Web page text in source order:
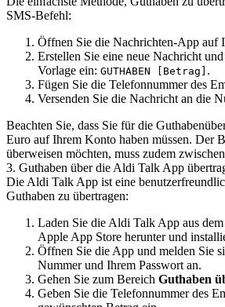
SMS-Befehl:
Öffnen Sie die Nachrichten-App auf
Erstellen Sie eine neue Nachricht
Vorlage ein: GUTHABEN [Betrag] .
Fügen Sie die Telefonnummer des
Versenden Sie die Nachricht an die
Beachten Sie, dass Sie für die
Euro auf Ihrem Konto haben müssen. Der
überweisen möchten, muss zudem
3. Guthaben über die Aldi Talk App
Die Aldi Talk App ist eine
Guthaben zu übertragen:
Laden Sie die Aldi Talk App aus
Apple App Store herunter und
Öffnen Sie die App und melden Sie
Nummer und Ihrem Passwort an.
Gehen Sie zum Bereich Guthaben
Geben Sie die Telefonnummer des